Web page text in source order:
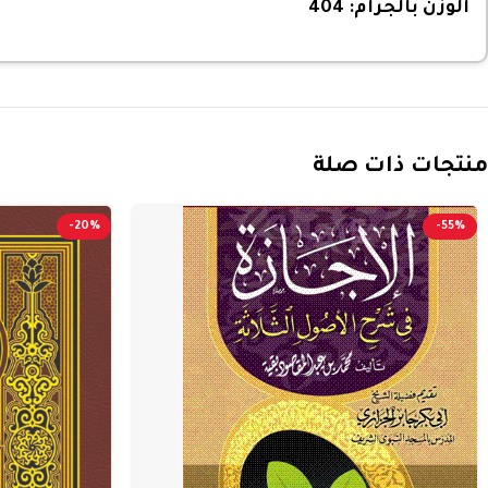
الوزن بالجرام:
منتجات ذات صلة
-55%
-20%